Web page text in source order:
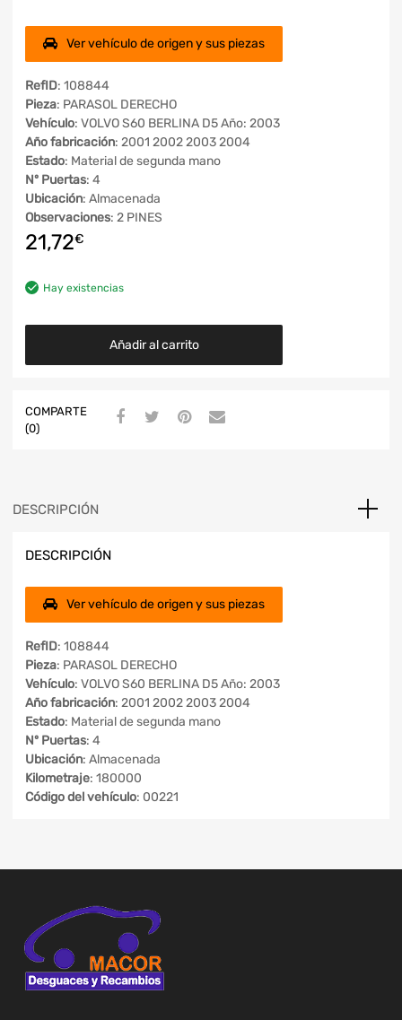
Ver vehículo de origen y sus piezas
RefID: 108844
Pieza: PARASOL DERECHO
Vehículo: VOLVO S60 BERLINA D5 Año: 2003
Año fabricación: 2001 2002 2003 2004
Estado: Material de segunda mano
Nº Puertas: 4
Ubicación: Almacenada
Observaciones: 2 PINES
21,72€
Hay existencias
Añadir al carrito
COMPARTE
(0)
DESCRIPCIÓN
DESCRIPCIÓN
Ver vehículo de origen y sus piezas
RefID: 108844
Pieza: PARASOL DERECHO
Vehículo: VOLVO S60 BERLINA D5 Año: 2003
Año fabricación: 2001 2002 2003 2004
Estado: Material de segunda mano
Nº Puertas: 4
Ubicación: Almacenada
Kilometraje: 180000
Código del vehículo: 00221